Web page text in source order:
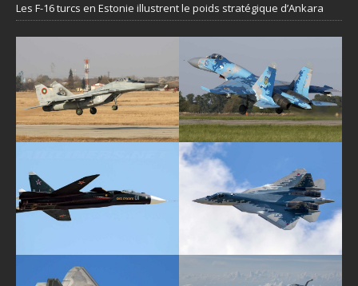
Les F-16 turcs en Estonie illustrent le poids stratégique d’Ankara